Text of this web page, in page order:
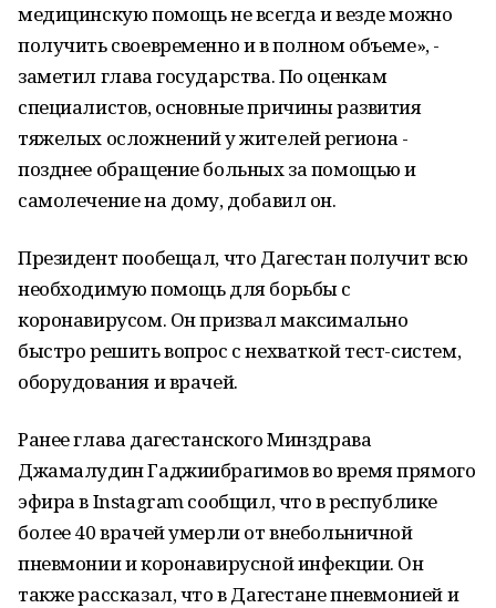
медицинскую помощь не всегда и везде можно
получить своевременно и в полном объеме», -
заметил глава государства. По оценкам
специалистов, основные причины развития
тяжелых осложнений у жителей региона -
позднее обращение больных за помощью и
самолечение на дому, добавил он.
Президент пообещал, что Дагестан получит всю
необходимую помощь для борьбы с
коронавирусом. Он призвал максимально
быстро решить вопрос с нехваткой тест-систем,
оборудования и врачей.
Ранее глава дагестанского Минздрава
Джамалудин Гаджиибрагимов во время прямого
эфира в Instagram сообщил, что в республике
более 40 врачей умерли от внебольничной
пневмонии и коронавирусной инфекции. Он
также рассказал, что в Дагестане пневмонией и